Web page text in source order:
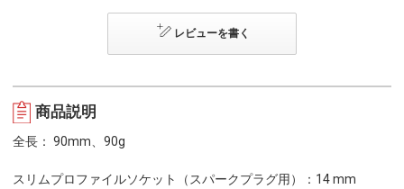
レビューを書く
商品説明
全長： 90mm、90g
スリムプロファイルソケット（スパークプラグ用）：14 mm